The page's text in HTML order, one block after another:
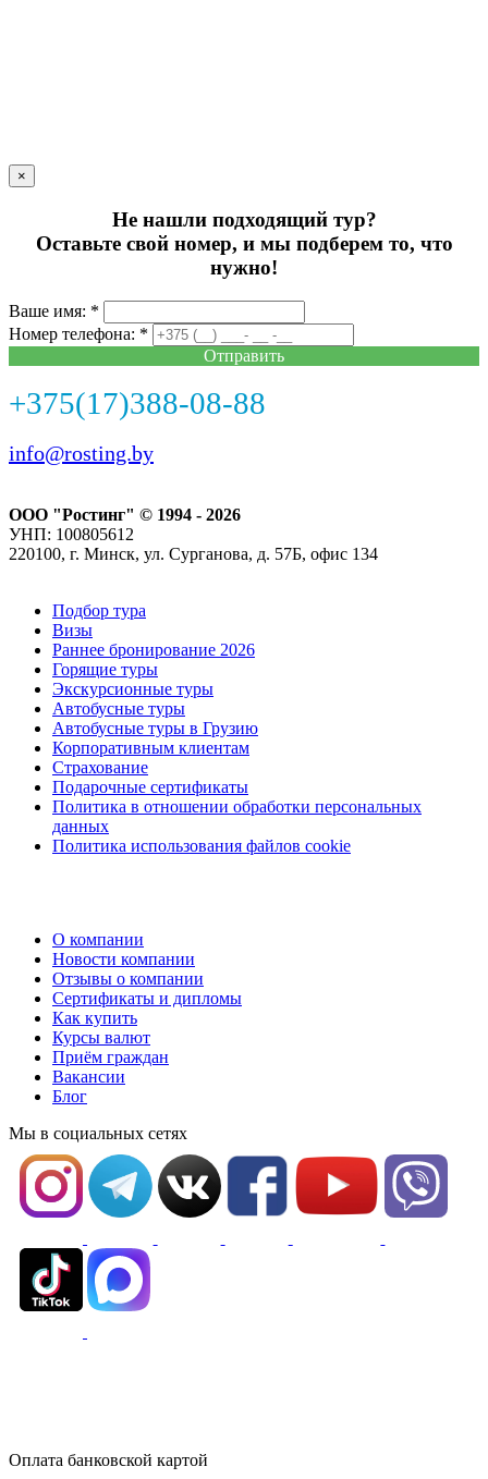
×
Не нашли подходящий тур?
Оставьте свой номер, и мы подберем то, что
нужно!
Ваше имя: *
Номер телефона: *
Отправить
+375(17)388-08-88
info@rosting.by
ООО "Ростинг" © 1994 - 2026
УНП: 100805612
220100, г. Минск, ул. Сурганова, д. 57Б, офис 134
Подбор тура
Визы
Раннее бронирование 2026
Горящие туры
Экскурсионные туры
Автобусные туры
Автобусные туры в Грузию
Корпоративным клиентам
Страхование
Подарочные сертификаты
Политика в отношении обработки персональных
данных
Политика использования файлов cookie
О компании
Новости компании
Отзывы о компании
Сертификаты и дипломы
Как купить
Курсы валют
Приём граждан
Вакансии
Блог
Мы в социальных сетях
Оплата банковской картой